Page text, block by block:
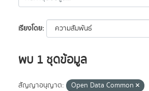
เรียงโดย
พบ 1 ชุดข้อมูล
สัญญาอนุญาต: Open Data Common